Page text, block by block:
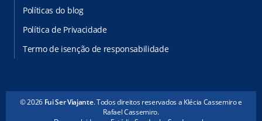
Políticas do blog
Política de Privacidade
Termo de isenção de responsabilidade
© 2026 Fui Ser Viajante. Todos direitos reservados a Klécia Cassemiro e
Rafael Cassemiro.